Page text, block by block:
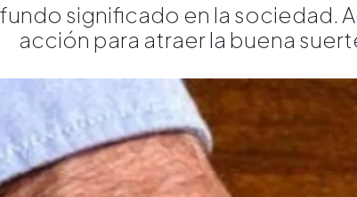
significado en la sociedad.
acción para atraer la buena